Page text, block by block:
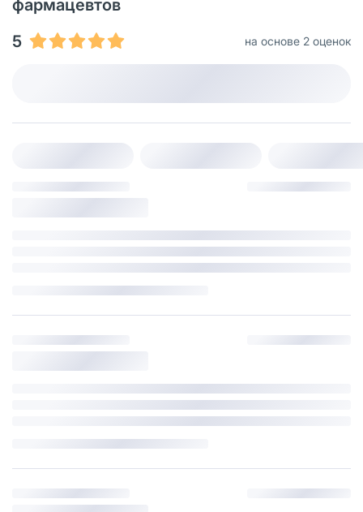
фармацевтов
5
на основе 2 оценок